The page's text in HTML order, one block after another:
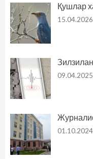
Қушлар
15.04.2026
09.04.2025
01.10.2024